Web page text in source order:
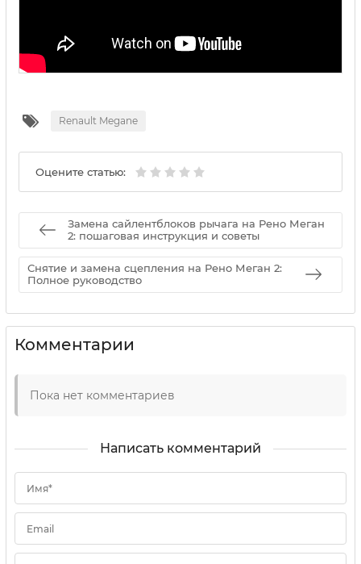
Renault Megane
Оцените статью:
Замена сайлентблоков рычага на Рено Меган
2: пошаговая инструкция и советы
Снятие и замена сцепления на Рено Меган 2:
Полное руководство
Комментарии
Пока нет комментариев
Написать комментарий
Имя*
Email